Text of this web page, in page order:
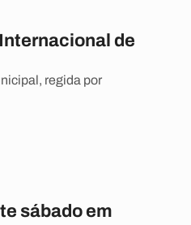
de
regida por
sábado em